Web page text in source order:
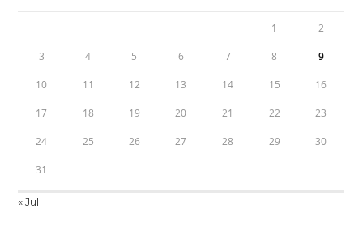
1 2
3 4 5 6 7 8 9
10 11 12 13 14 15 16
17 18 19 20 21 22 23
24 25 26 27 28 29 30
31
« Jul